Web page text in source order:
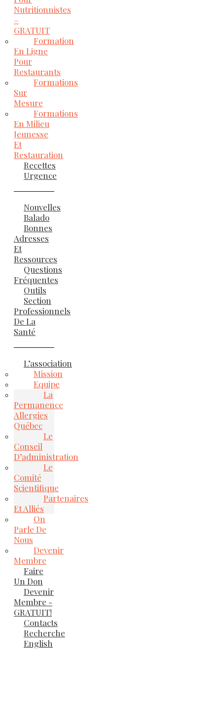
Nutritionnistes
–
GRATUIT
Formation
En Ligne
Pour
Restaurants
Formations
Sur
Mesure
Formations
En Milieu
Jeunesse
Et
Restauration
Recettes
Urgence
Nouvelles
Balado
Bonnes
Adresses
Et
Ressources
Questions
Fréquentes
Outils
Section
Professionnels
De La
Santé
L’association
Mission
Equipe
La
Permanence
Allergies
Québec
Le
Conseil
D’administration
Le
Comité
Scientifique
Partenaires
Et Alliés
On
Parle De
Nous
Devenir
Membre
Faire
Un Don
Devenir
Membre -
GRATUIT!
Contacts
Recherche
English